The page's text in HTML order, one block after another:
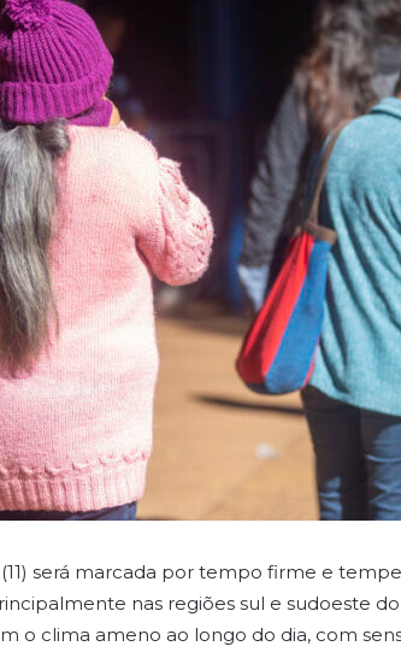
será marcada por tempo firme e
nas regiões sul e sudoeste
o clima ameno ao longo do dia, com